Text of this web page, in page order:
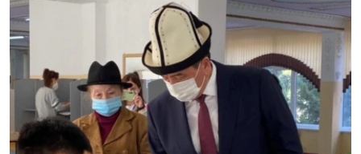
БИЗ ЖАНА ДҮЙНӨ
ДАНИСТЕ
ЭЖЕ-СИҢДИЛЕР
АЗАТТЫК+
ЫҢГАЙСЫЗ СУРООЛОР
Русский
ОНЛАЙН ШЕРИНЕ